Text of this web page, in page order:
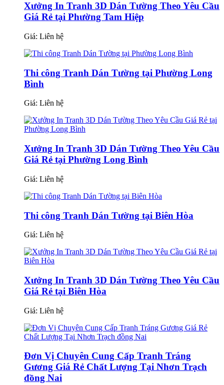
Xưởng In Tranh 3D Dán Tường Theo Yêu Cầu
Giá Rẻ tại Phường Tam Hiệp
Giá: Liên hệ
Thi công Tranh Dán Tường tại Phường Long
Bình
Giá: Liên hệ
Xưởng In Tranh 3D Dán Tường Theo Yêu Cầu
Giá Rẻ tại Phường Long Bình
Giá: Liên hệ
Thi công Tranh Dán Tường tại Biên Hòa
Giá: Liên hệ
Xưởng In Tranh 3D Dán Tường Theo Yêu Cầu
Giá Rẻ tại Biên Hòa
Giá: Liên hệ
Đơn Vị Chuyên Cung Cấp Tranh Tráng
Gương Giá Rẻ Chất Lượng Tại Nhơn Trạch
đồng Nai